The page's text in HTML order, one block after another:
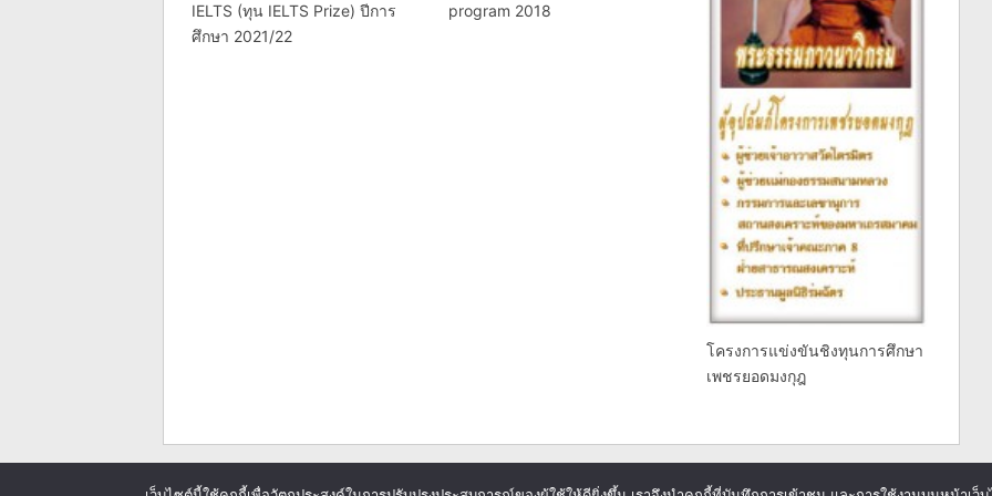
IELTS (ทุน IELTS Prize) ปีการ
ศึกษา 2021/22
program 2018
โครงการแข่งขันชิงทุนการศึกษา
เพชรยอดมงกุฎ